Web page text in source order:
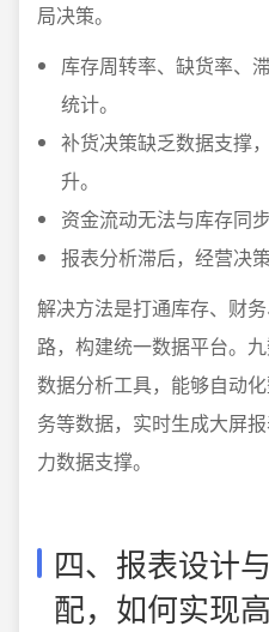
局决策。
库存周转率、缺货率、
统计。
补货决策缺乏数据支撑
升。
资金流动无法与库存同
报表分析滞后，经营决策
解决方法是打通库存、财
路，构建统一数据平台。
数据分析工具，能够自动
务等数据，实时生成大屏
力数据支撑。
四、报表设计
配，如何实现